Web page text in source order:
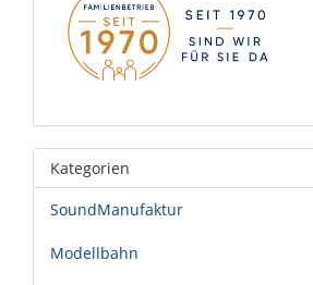
Kategorien
SoundManufaktur
Modellbahn